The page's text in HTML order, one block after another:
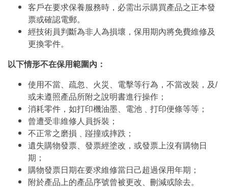
客戶在要求保養服務時，必需出示購買產品之正本發
票或確認電郵。
經技術員判斷為非人為損壞，保用期內將免費維修及
更換零件。
以下情形不在保用範圍內：
使用不當、疏忽、火災、電擊等行為，不當改裝，及/
或未遵照產品所附之說明書進行操作；
消耗零件，如打印機油墨、電池﹑打印便條等等；
曾遭受非維修人員拆裝；
不正常之磨損﹑踫撞或摔跌；
遺失購物發票、發票經塗改，或發票上沒有購物日
期；
購物發票日期在要求維修當日己超過保用年期；
附於產品上的產品序號曾被更改、刪減或除去。